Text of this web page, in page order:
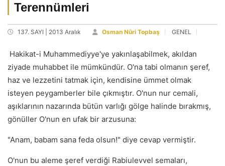
Terennümleri
137. SAYI | 2013 Aralık Osman Nûri Topbaş GENEL
Hakikat-i Muhammediyye'ye yakınlaşabilmek, akıldan
ziyade muhabbet ile mümkündür. O'na tabi olmanın şeref,
haz ve lezzetini tatmak için, kendisine ümmet olmak
isteyen peygamberler bile çıkmıştır. O'nun nur cemali,
aşıklarının nazarında bütün varlığı gölge halinde bırakmış,
gönüller O'nun en ufak bir arzusuna:
"Anam, babam sana feda olsun!" diye cevap vermiştir.
O'nun bu aleme şeref verdiği Rabiulevvel semaları,